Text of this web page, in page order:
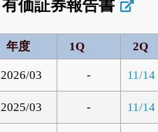
有価証券報告書
年度 1Q 2Q
2026/03 - 11/14
2025/03 - 11/14